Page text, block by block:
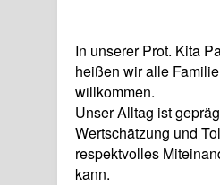
In unserer Prot. Kita
heißen wir alle
willkommen.
Unser Alltag ist
Wertschätzung und
respektvolles
kann.